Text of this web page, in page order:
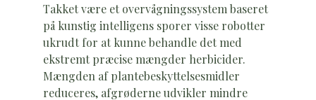
Takket være et overvågningssystem baseret
på kunstig intelligens sporer visse robotter
ukrudt for at kunne behandle det med
ekstremt præcise mængder herbicider.
Mængden af plantebeskyttelsesmidler
reduceres, afgrøderne udvikler mindre